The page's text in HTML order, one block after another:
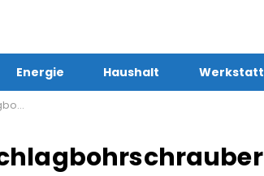
Energie Haushalt Werkstatt